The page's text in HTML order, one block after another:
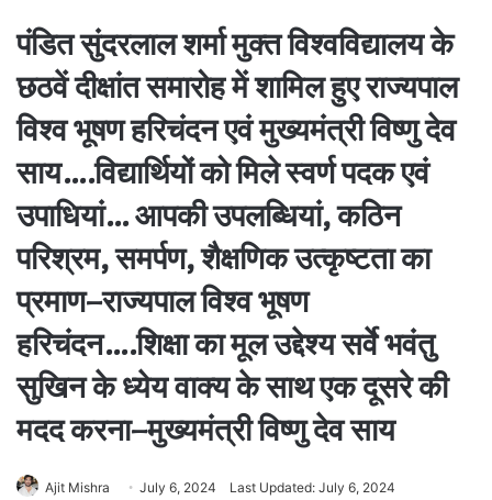
पंडित सुंदरलाल शर्मा मुक्त विश्वविद्यालय के
छठवें दीक्षांत समारोह में शामिल हुए राज्यपाल
विश्व भूषण हरिचंदन एवं मुख्यमंत्री विष्णु देव
साय….विद्यार्थियों को मिले स्वर्ण पदक एवं
उपाधियां… आपकी उपलब्धियां, कठिन
परिश्रम, समर्पण, शैक्षणिक उत्कृष्टता का
प्रमाण–राज्यपाल विश्व भूषण
हरिचंदन….शिक्षा का मूल उद्देश्य सर्वे भवंतु
सुखिन के ध्येय वाक्य के साथ एक दूसरे की
मदद करना–मुख्यमंत्री विष्णु देव साय
Ajit Mishra July 6, 2024 Last Updated: July 6, 2024